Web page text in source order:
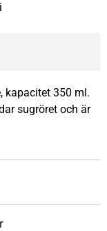
kapacitet 350 ml.
sugröret och är